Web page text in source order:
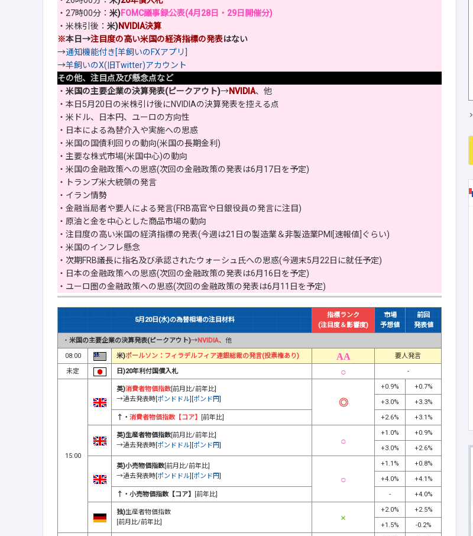
・27時00分： 米)FOMC議事録公表(4月28日・29日開催分)
・米株引後： 米)NVIDIA決算
※本日→注目度の高い米国の経済指標の発表はない
→通知機能付き[羊飼いのFXアプリ]
→羊飼いのX(旧Twitter)アカウント
その他、注目点及び懸念点など
・ 米国の主要企業の決算発表(ピークアウト)→NVIDIA、他
・本日5月20日の米株引け後にNVIDIAの決算発表を控える点
・米ドル、日本円、ユーロの方向性
・日本による為替介入や実施への思惑
・米国の国債利回りの動向(米国の長期金利)
・主要な株式市場(米国中心)の動向
・米国の金融政策への思惑(次回の金融政策の発表は6月17日を予定)
・トランプ米大統領の発言
・イラン情勢
・金融当局者や要人による発言(FRB高官や日銀役員の発言に注目)
・原油と金を中心とした商品市場の動向
・注目度の高い米国の経済指標の発表(今週は21日の製造業＆非製造業PMI[速報値]ぐらい)
・米国のインフレ懸念
・次期FRB議長に指名及び承認されたウォーシュ氏への思惑(今週末5月22日に就任予定)
・日本の金融政策への思惑(次回の金融政策の発表は6月16日を予定)
・ユーロ圏の金融政策への思惑(次回の金融政策の発表は6月11日を予定)
5月20日(水)の為替相場の注目材料
指標ランク
(注目度＆影響度)
市場
予想値
前回
発表値
・ 米国の主要企業の決算発表(ピークアウト)→NVIDIA、他
08:00
米)ポールソン：フィラデルフィア連銀総裁の発言(投票権あり)
要人発言
未定
日)20年利付国債入札 -
15:00
英)消費者物価指数[前月比/前年比]
→過去発表時[ ポンドドル ポンド円
+0.9%
+0.7%
+3.0%
+3.3%
↑・ 消費者物価指数【コア】 [前年比] +2.6% +3.1%
英)生産者物価指数[前月比/前年比]
→過去発表時[ ポンドドル ポンド円
+1.0%
+0.9%
+3.0%
+2.6%
英)小売物価指数[前月比/前年比]
→過去発表時[ ポンドドル ポンド円
+1.1%
+0.8%
+4.0%
+4.1%
↑・小売物価指数【コア】
[前年比] - +4.0%
独)生産者物価指数
[前月比/前年比]
+2.0%
+2.5%
+1.5%
-0.2%